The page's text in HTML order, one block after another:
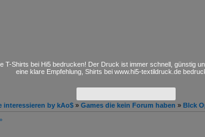
T-Shirts bei Hi5 bedrucken! Der Druck ist immer schnell, günstig
eine klare Empfehlung, Shirts bei www.hi5-textildruck.de
interessieren by kAo$ » Games die kein Forum haben » Blck
»